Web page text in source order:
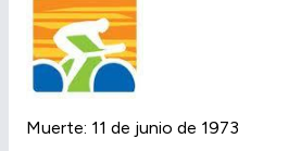
Muerte: 11 de junio de 1973